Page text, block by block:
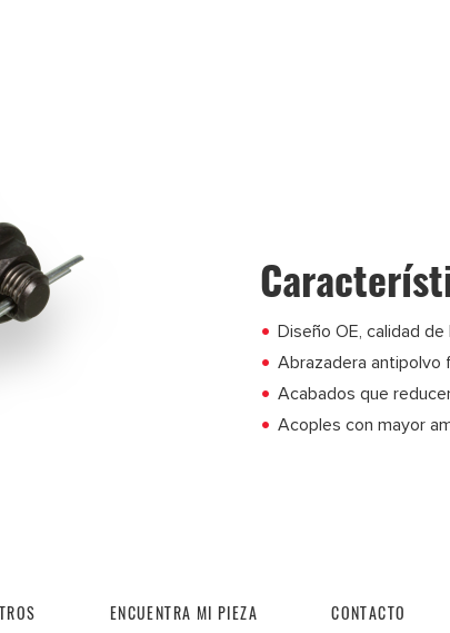
Diseño OE, calidad
Abrazadera antipolvo
Acabados que
Acoples con mayor
ENCUENTRA MI PIEZA CONTACTO